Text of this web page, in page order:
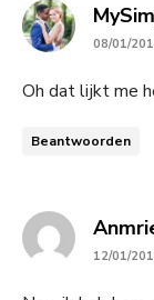
08/01/
Oh dat lijkt me
Beantwoorden
12/01/